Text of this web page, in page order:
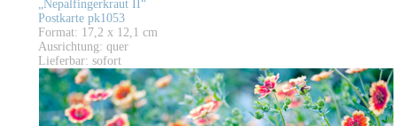
„Nepalfingerkraut II“
Postkarte pk1053
Format: 17,2 x 12,1 cm
Ausrichtung: quer
Lieferbar: sofort